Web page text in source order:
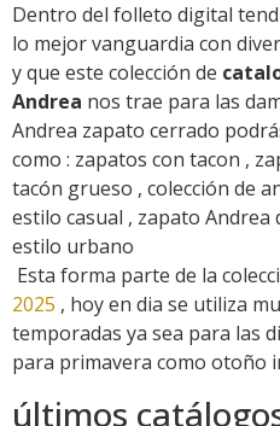
Dentro del folleto digital
lo mejor vanguardia con
y que este colección de
Andrea nos trae para las
Andrea zapato cerrado
como : zapatos con tacon ,
tacón grueso , colección de
estilo casual , zapato Andrea
estilo urbano
Esta forma parte de la
2025 , hoy en dia se utiliza
temporadas ya sea para las
para primavera como otoño
últimos